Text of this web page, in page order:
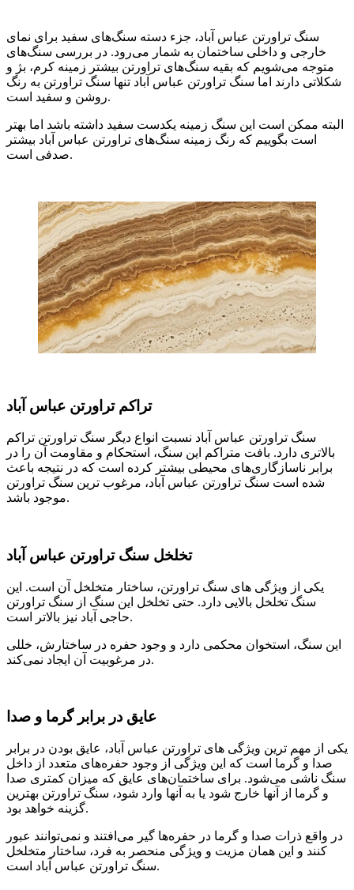
سنگ تراورتن عباس آباد، جزء دسته سنگ‌های سفید برای نمای
خارجی و داخلی ساختمان به شمار می‌رود. در بررسی سنگ‌های
متوجه می‌شویم که بقیه سنگ‌های تراورتن بیشتر زمینه کرم، بژ و
شکلاتی دارند اما سنگ تراورتن عباس آباد تنها سنگ تراورتن به رنگ
روشن و سفید است.
البته ممکن است این سنگ زمینه یکدست سفید داشته باشد اما بهتر
است بگوییم که رنگ زمینه سنگ‌های تراورتن عباس آباد بیشتر
صدفی است.
تراکم تراورتن عباس آباد
سنگ تراورتن عباس آباد نسبت انواع دیگر سنگ تراورتن تراکم
بالاتری دارد. بافت متراکم این سنگ، استحکام و مقاومت آن را در
برابر ناسازگاری‌های محیطی بیشتر کرده است که در نتیجه باعث
شده است سنگ تراورتن عباس آباد، مرغوب ترین سنگ تراورتن
موجود باشد.
تخلخل سنگ تراورتن عباس آباد
یکی از ویژگی های سنگ تراورتن، ساختار متخلخل آن است. این
سنگ تخلخل بالایی دارد. حتی تخلخل این سنگ از سنگ تراورتن
حاجی آباد نیز بالاتر است.
این سنگ، استخوان محکمی‌ دارد و وجود حفره در ساختارش، خللی
در مرغوبیت آن ایجاد نمی‌کند.
عایق در برابر گرما و صدا
یکی از مهم ترین ویژگی های تراورتن عباس آباد، عایق بودن در برابر
صدا و گرما است که این ویژگی از وجود حفره‌های متعدد از داخل
سنگ ناشی می‌شود. برای ساختمان‌های عایق که میزان کمتری صدا
و گرما از آنها خارج شود یا به آنها وارد شود، سنگ تراورتن بهترین
گزینه خواهد بود.
در واقع ذرات صدا و گرما در حفره‌ها گیر می‌افتند و نمی‌توانند عبور
کنند و این همان مزیت و ویژگی منحصر به فرد، ساختار متخلخل
سنگ تراورتن عباس آباد است.